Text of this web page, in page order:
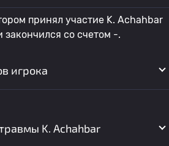
принял участие K. Achahbar
закончился со счетом -.
игрока
K. Achahbar